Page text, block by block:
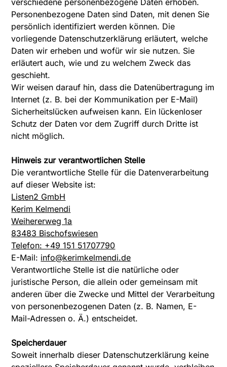
Personenbezogene Daten sind Daten, mit denen Sie
persönlich identifiziert werden können. Die
vorliegende Datenschutzerklärung erläutert, welche
Daten wir erheben und wofür wir sie nutzen. Sie
erläutert auch, wie und zu welchem Zweck das
geschieht.
Wir weisen darauf hin, dass die Datenübertragung im
Internet (z. B. bei der Kommunikation per E-Mail)
Sicherheitslücken aufweisen kann. Ein lückenloser
Schutz der Daten vor dem Zugriff durch Dritte ist
nicht möglich.
Hinweis zur verantwortlichen Stelle
Die verantwortliche Stelle für die Datenverarbeitung
auf dieser Website ist:
Listen2 GmbH
Kerim Kelmendi
Weihererweg 1a
83483 Bischofswiesen
Telefon: +49 151 51707790
E-Mail: info@kerimkelmendi.de
Verantwortliche Stelle ist die natürliche oder
juristische Person, die allein oder gemeinsam mit
anderen über die Zwecke und Mittel der Verarbeitung
von personenbezogenen Daten (z. B. Namen, E-
Mail-Adressen o. Ä.) entscheidet.
Speicherdauer
Soweit innerhalb dieser Datenschutzerklärung keine